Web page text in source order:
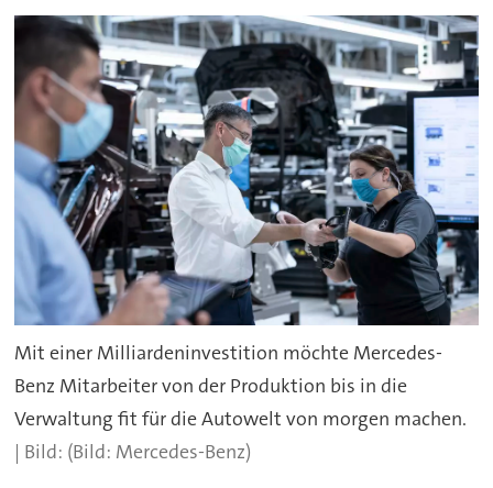
Mit einer Milliardeninvestition möchte Mercedes-
Benz Mitarbeiter von der Produktion bis in die
Verwaltung fit für die Autowelt von morgen machen.
(Bild: Mercedes-Benz)